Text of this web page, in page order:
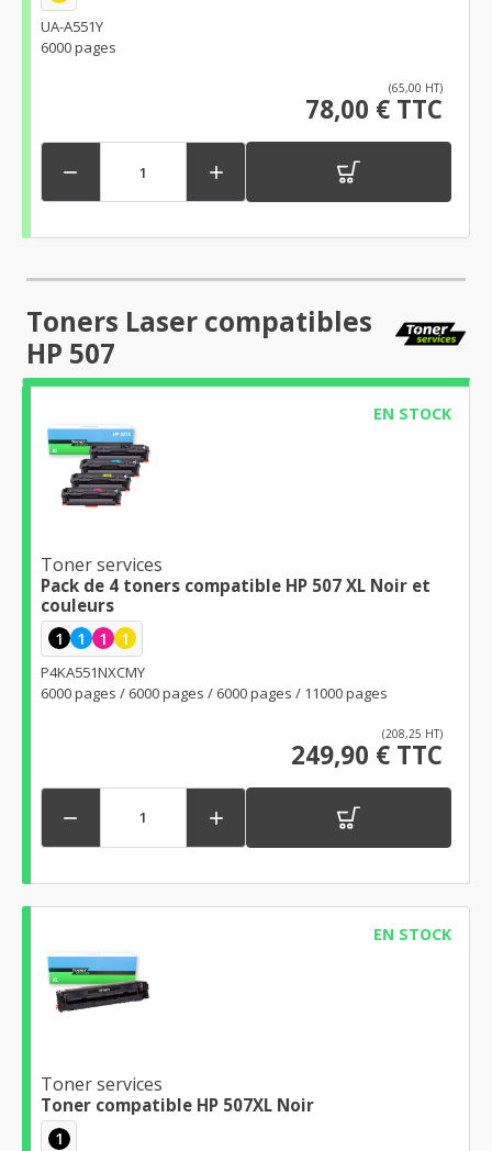
UA-A551Y
6000 pages
(65,00 HT)
78,00 € TTC
 
Toners Laser compatibles
HP 507
EN STOCK
Toner services
Pack de 4 toners compatible HP 507 XL Noir et
couleurs
1 1 1 1
P4KA551NXCMY
6000 pages / 6000 pages / 6000 pages / 11000 pages
(208,25 HT)
249,90 € TTC
 
EN STOCK
Toner services
Toner compatible HP 507XL Noir
1